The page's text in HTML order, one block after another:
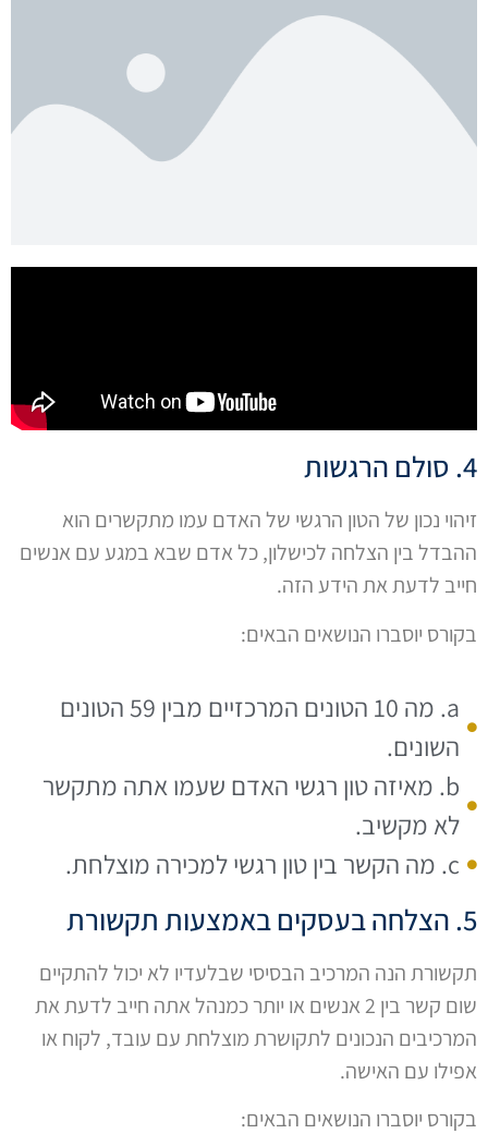
4. סולם הרגשות
זיהוי נכון של הטון הרגשי של האדם עמו מתקשרים הוא
ההבדל בין הצלחה לכישלון, כל אדם שבא במגע עם אנשים
חייב לדעת את הידע הזה.
בקורס יוסברו הנושאים הבאים:
a. מה 10 הטונים המרכזיים מבין 59 הטונים
השונים.
b. מאיזה טון רגשי האדם שעמו אתה מתקשר
לא מקשיב.
c. מה הקשר בין טון רגשי למכירה מוצלחת.
5. הצלחה בעסקים באמצעות תקשורת
תקשורת הנה המרכיב הבסיסי שבלעדיו לא יכול להתקיים
שום קשר בין 2 אנשים או יותר כמנהל אתה חייב לדעת את
המרכיבים הנכונים לתקושרת מוצלחת עם עובד, לקוח או
אפילו עם האישה.
בקורס יוסברו הנושאים הבאים: